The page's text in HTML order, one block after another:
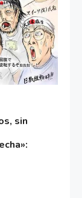
sin